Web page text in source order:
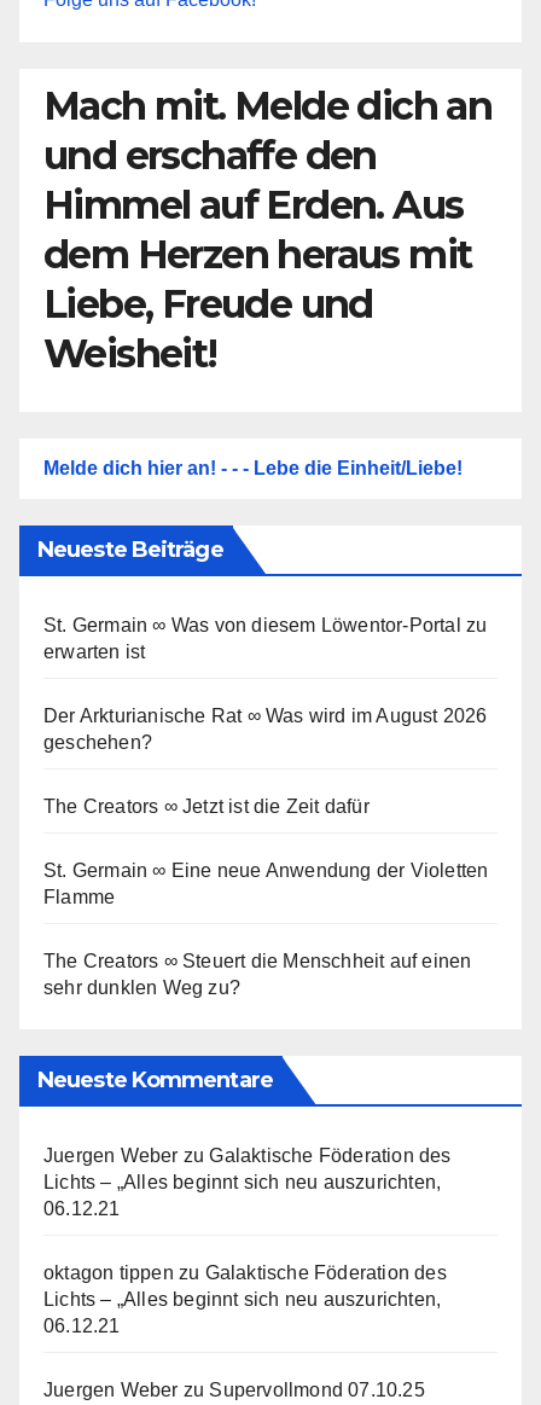
Mach mit. Melde dich an
und erschaffe den
Himmel auf Erden. Aus
dem Herzen heraus mit
Liebe, Freude und
Weisheit!
Melde dich hier an! - - - Lebe die Einheit/Liebe!
Neueste Beiträge
St. Germain ∞ Was von diesem Löwentor-Portal zu
erwarten ist
Der Arkturianische Rat ∞ Was wird im August 2026
geschehen?
The Creators ∞ Jetzt ist die Zeit dafür
St. Germain ∞ Eine neue Anwendung der Violetten
Flamme
The Creators ∞ Steuert die Menschheit auf einen
sehr dunklen Weg zu?
Neueste Kommentare
Juergen Weber zuGalaktische Föderation des
Lichts – „Alles beginnt sich neu auszurichten,
06.12.21
oktagon tippen zu Galaktische Föderation des
Lichts – „Alles beginnt sich neu auszurichten,
06.12.21
Juergen Weber zu Supervollmond 07.10.25